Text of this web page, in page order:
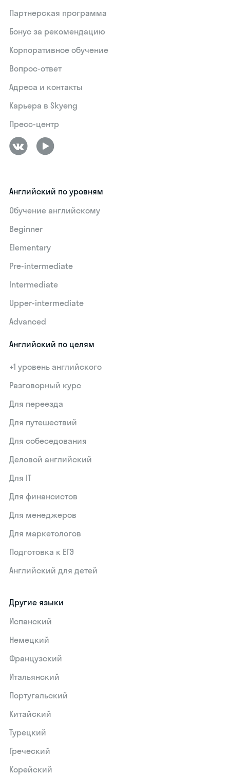
Партнерская программа
Бонус за рекомендацию
Корпоративное обучение
Вопрос-ответ
Адреса и контакты
Карьера в Skyeng
Пресс-центр
Английский по уровням
Обучение английскому
Beginner
Elementary
Pre-intermediate
Intermediate
Upper-intermediate
Advanced
Английский по целям
+1 уровень английского
Разговорный курс
Для переезда
Для путешествий
Для собеседования
Деловой английский
Для IT
Для финансистов
Для менеджеров
Для маркетологов
Подготовка к ЕГЭ
Английский для детей
Другие языки
Испанский
Немецкий
Французский
Итальянский
Португальский
Китайский
Турецкий
Греческий
Корейский